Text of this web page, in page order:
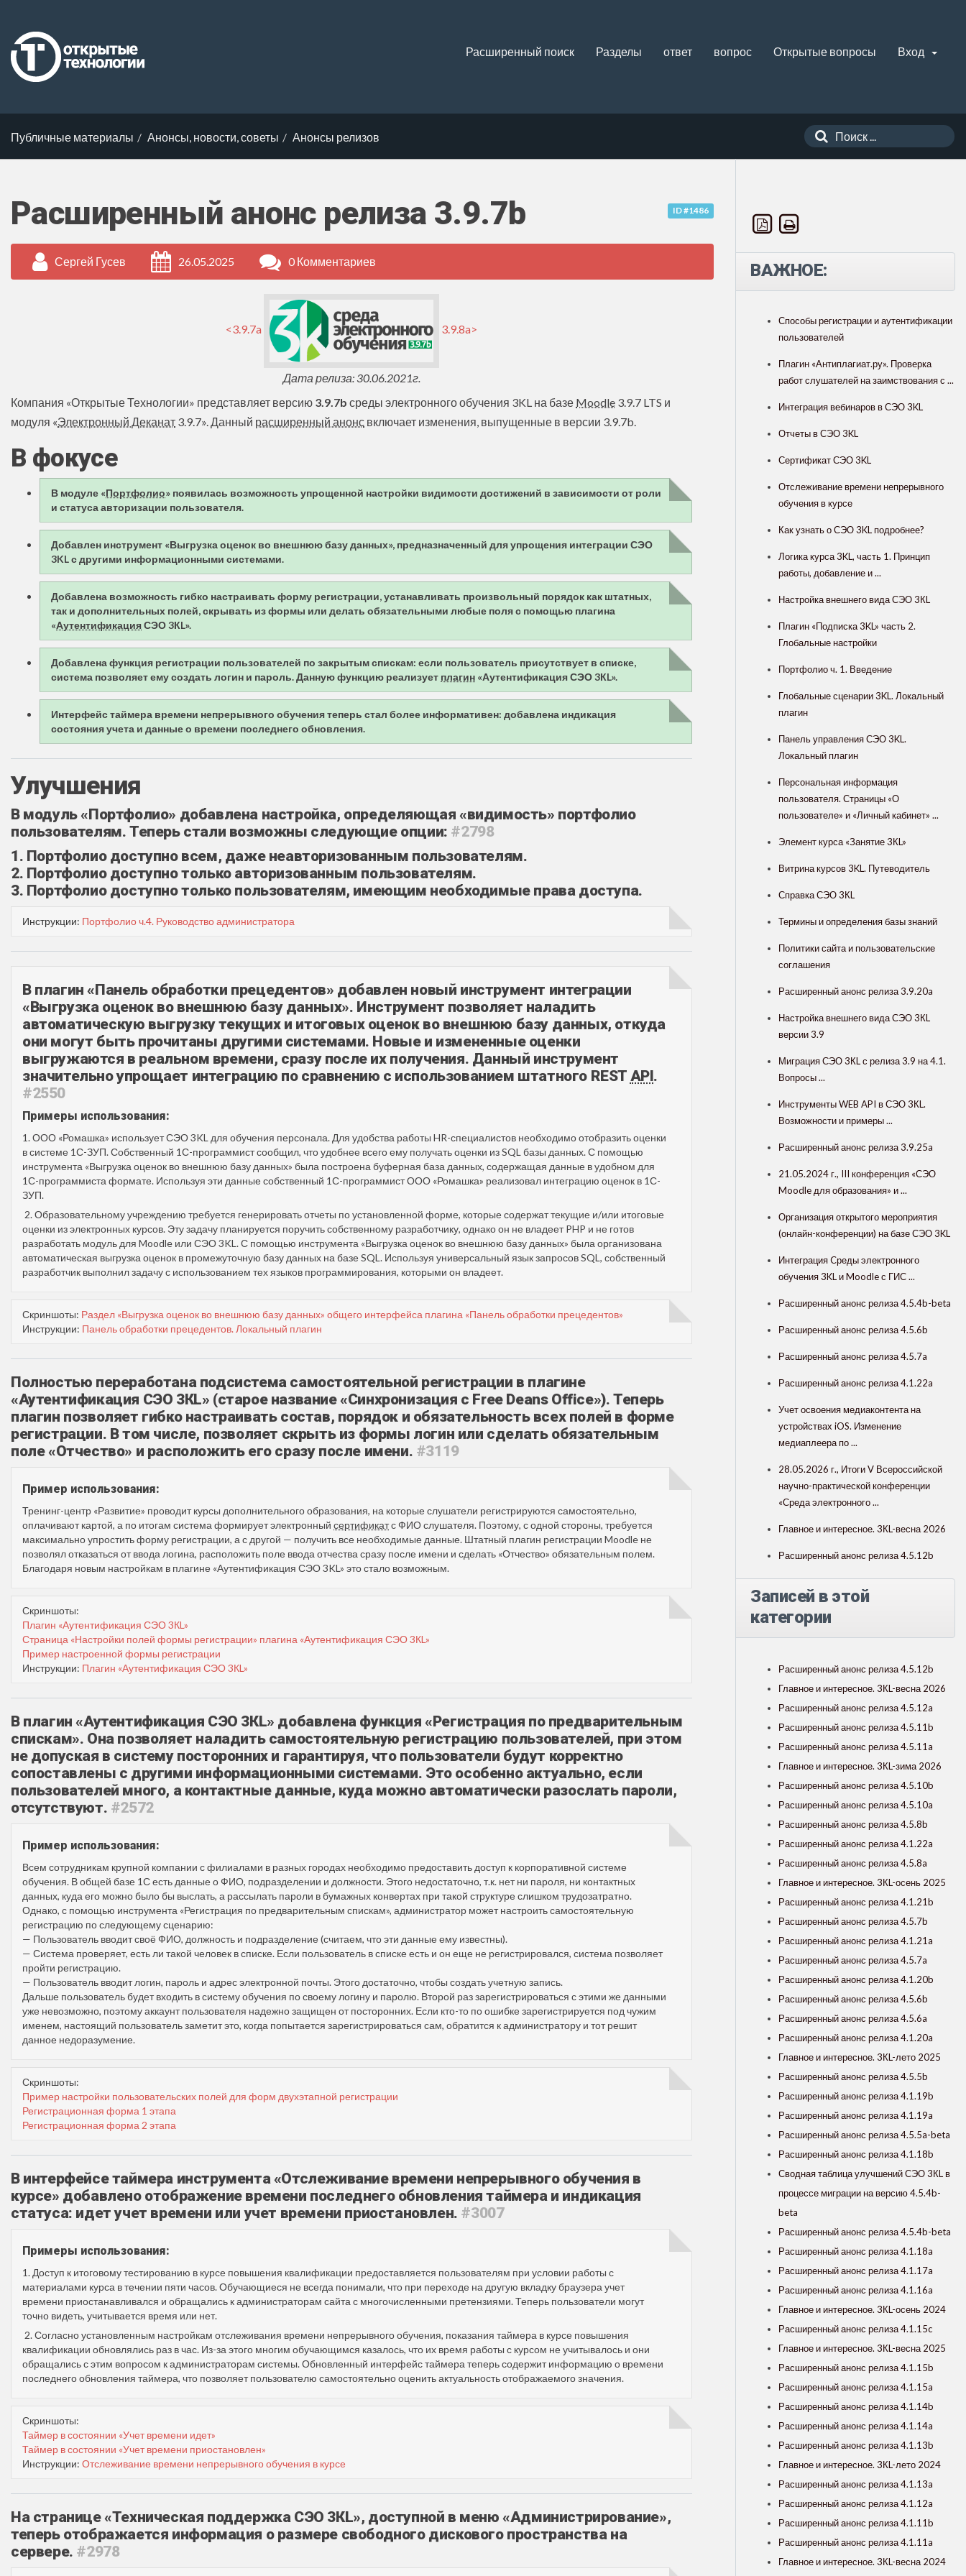
Расширенный поиск Разделы ответ вопрос Открытые вопросы Вход
Публичные материалы Анонсы, новости, советы Анонсы релизов
ID #1486
Расширенный анонс релиза 3.9.7b
Сергей Гусев 26.05.2025 0 Комментариев
<3.9.7a 3.9.8a>
Дата релиза: 30.06.2021г.
Компания «Открытые Технологии» представляет версию 3.9.7b среды электронного обучения 3KL на базе Moodle 3.9.7 LTS и
модуля «Электронный Деканат 3.9.7». Данный расширенный анонс включает изменения, выпущенные в версии 3.9.7b.
В фокусе
В модуле «Портфолио» появилась возможность упрощенной настройки видимости достижений в зависимости от роли
и статуса авторизации пользователя.
Добавлен инструмент «Выгрузка оценок во внешнюю базу данных», предназначенный для упрощения интеграции СЭО
3KL с другими информационными системами.
Добавлена возможность гибко настраивать форму регистрации, устанавливать произвольный порядок как штатных,
так и дополнительных полей, скрывать из формы или делать обязательными любые поля с помощью плагина
«АутентификацияСЭО 3КL».
Добавлена функция регистрации пользователей по закрытым спискам: если пользователь присутствует в списке,
система позволяет ему создать логин и пароль. Данную функцию реализует плагин «Аутентификация СЭО 3КL».
Интерфейс таймера времени непрерывного обучения теперь стал более информативен: добавлена индикация
состояния учета и данные о времени последнего обновления.
Улучшения
В модуль «Портфолио» добавлена настройка, определяющая «видимость» портфолио
пользователям. Теперь стали возможны следующие опции: #2798
1. Портфолио доступно всем, даже неавторизованным пользователям.
2. Портфолио доступно только авторизованным пользователям.
3. Портфолио доступно только пользователям, имеющим необходимые права доступа.
Инструкции: Портфолио ч.4. Руководство администратора
В плагин «Панель обработки прецедентов» добавлен новый инструмент интеграции
«Выгрузка оценок во внешнюю базу данных». Инструмент позволяет наладить
автоматическую выгрузку текущих и итоговых оценок во внешнюю базу данных, откуда
они могут быть прочитаны другими системами. Новые и измененные оценки
выгружаются в реальном времени, сразу после их получения. Данный инструмент
значительно упрощает интеграцию по сравнению с использованием штатного REST API.
#2550
Примеры использования:
1. ООО «Ромашка» использует СЭО 3KL для обучения персонала. Для удобства работы HR-специалистов необходимо отобразить оценки
в системе 1С-ЗУП. Собственный 1С-программист сообщил, что удобнее всего ему получать оценки из SQL базы данных. С помощью
инструмента «Выгрузка оценок во внешнюю базу данных» была построена буферная база данных, содержащая данные в удобном для
1С-программиста формате. Используя эти данные собственный 1С-программист ООО «Ромашка» реализовал интеграцию оценок в 1С-
ЗУП.
2. Образовательному учреждению требуется генерировать отчеты по установленной форме, которые содержат текущие и/или итоговые
оценки из электронных курсов. Эту задачу планируется поручить собственному разработчику, однако он не владеет PHP и не готов
разработать модуль для Moodle или СЭО 3KL. С помощью инструмента «Выгрузка оценок во внешнюю базу данных» была организована
автоматическая выгрузка оценок в промежуточную базу данных на базе SQL. Используя универсальный язык запросов SQL, собственный
разработчик выполнил задачу с использованием тех языков программирования, которыми он владеет.
Скриншоты: Раздел «Выгрузка оценок во внешнюю базу данных» общего интерфейса плагина «Панель обработки прецедентов»
Инструкции: Панель обработки прецедентов. Локальный плагин
Полностью переработана подсистема самостоятельной регистрации в плагине
«Аутентификация СЭО 3КL» (старое название «Синхронизация с Free Deans Office»). Теперь
плагин позволяет гибко настраивать состав, порядок и обязательность всех полей в форме
регистрации. В том числе, позволяет скрыть из формы логин или сделать обязательным
поле «Отчество» и расположить его сразу после имени. #3119
Пример использования:
Тренинг-центр «Развитие» проводит курсы дополнительного образования, на которые слушатели регистрируются самостоятельно,
оплачивают картой, а по итогам система формирует электронный сертификатс ФИО слушателя. Поэтому, с одной стороны, требуется
максимально упростить форму регистрации, а с другой — получить все необходимые данные. Штатный плагин регистрации Moodle не
позволял отказаться от ввода логина, расположить поле ввода отчества сразу после имени и сделать «Отчество» обязательным полем.
Благодаря новым настройкам в плагине «Аутентификация СЭО 3KL» это стало возможным.
Скриншоты:
Плагин «Аутентификация СЭО 3КL»
Страница «Настройки полей формы регистрации» плагина «Аутентификация СЭО 3КL»
Пример настроенной формы регистрации
Инструкции: Плагин «Аутентификация СЭО 3КL»
В плагин «Аутентификация СЭО 3КL» добавлена функция «Регистрация по предварительным
спискам». Она позволяет наладить самостоятельную регистрацию пользователей, при этом
не допуская в систему посторонних и гарантируя, что пользователи будут корректно
сопоставлены с другими информационными системами. Это особенно актуально, если
пользователей много, а контактные данные, куда можно автоматически разослать пароли,
отсутствуют. #2572
Пример использования:
Всем сотрудникам крупной компании с филиалами в разных городах необходимо предоставить доступ к корпоративной системе
обучения. В общей базе 1С есть данные о ФИО, подразделении и должности. Этого недостаточно, т.к. нет ни пароля, ни контактных
данных, куда его можно было бы выслать, а рассылать пароли в бумажных конвертах при такой структуре слишком трудозатратно.
Однако, с помощью инструмента «Регистрация по предварительным спискам», администратор может настроить самостоятельную
регистрацию по следующему сценарию:
— Пользователь вводит своё ФИО, должность и подразделение (считаем, что эти данные ему известны).
— Система проверяет, есть ли такой человек в списке. Если пользователь в списке есть и он еще не регистрировался, система позволяет
пройти регистрацию.
— Пользователь вводит логин, пароль и адрес электронной почты. Этого достаточно, чтобы создать учетную запись.
Дальше пользователь будет входить в систему обучения по своему логину и паролю. Второй раз зарегистрироваться с этими же данными
уже невозможно, поэтому аккаунт пользователя надежно защищен от посторонних. Если кто-то по ошибке зарегистрируется под чужим
именем, настоящий пользователь заметит это, когда попытается зарегистрироваться сам, обратится к администратору и тот решит
данное недоразумение.
Скриншоты:
Пример настройки пользовательских полей для форм двухэтапной регистрации
Регистрационная форма 1 этапа
Регистрационная форма 2 этапа
В интерфейсе таймера инструмента «Отслеживание времени непрерывного обучения в
курсе» добавлено отображение времени последнего обновления таймера и индикация
статуса: идет учет времени или учет времени приостановлен. #3007
Примеры использования:
1. Доступ к итоговому тестированию в курсе повышения квалификации предоставляется пользователям при условии работы с
материалами курса в течении пяти часов. Обучающиеся не всегда понимали, что при переходе на другую вкладку браузера учет
времени приостанавливался и обращались к администраторам сайта с многочисленными претензиями. Теперь пользователи могут
точно видеть, учитывается время или нет.
2. Согласно установленным настройкам отслеживания времени непрерывного обучения, показания таймера в курсе повышения
квалификации обновлялись раз в час. Из-за этого многим обучающимся казалось, что их время работы с курсом не учитывалось и они
обращались с этим вопросом к администраторам системы. Обновленный интерфейс таймера теперь содержит информацию о времени
последнего обновления таймера, что позволяет пользователю самостоятельно оценить актуальность отображаемого значения.
Скриншоты:
Таймер в состоянии «Учет времени идет»
Таймер в состоянии «Учет времени приостановлен»
Инструкции: Отслеживание времени непрерывного обучения в курсе
На странице «Техническая поддержка СЭО 3КL», доступной в меню«Администрирование»,
теперь отображается информация о размере свободного дискового пространства на
сервере. #2978
ВАЖНОЕ:
Способы регистрации и аутентификации
пользователей
Плагин «Антиплагиат.ру». Проверка
работ слушателей на заимствования с ...
Интеграция вебинаров в СЭО 3KL
Отчеты в СЭО 3KL
Сертификат СЭО 3KL
Отслеживание времени непрерывного
обучения в курсе
Как узнать о СЭО 3KL подробнее?
Логика курса 3KL, часть 1. Принцип
работы, добавление и ...
Настройка внешнего вида СЭО 3КL
Плагин «Подписка 3KL» часть 2.
Глобальные настройки
Портфолио ч. 1. Введение
Глобальные сценарии 3KL. Локальный
плагин
Панель управления СЭО 3KL.
Локальный плагин
Персональная информация
пользователя. Страницы «О
пользователе» и «Личный кабинет» ...
Элемент курса «Занятие 3КL»
Витрина курсов 3KL. Путеводитель
Справка СЭО 3КL
Термины и определения базы знаний
Политики сайта и пользовательские
соглашения
Расширенный анонс релиза 3.9.20a
Настройка внешнего вида СЭО 3КL
версии 3.9
Миграция СЭО 3КL с релиза 3.9 на 4.1.
Вопросы ...
Инструменты WEB API в СЭО 3КL.
Возможности и примеры ...
Расширенный анонс релиза 3.9.25a
21.05.2024 г., III конференция «СЭО
Moodle для образования» и ...
Организация открытого мероприятия
(онлайн-конференции) на базе СЭО 3KL
Интеграция Cреды электронного
обучения 3KL и Moodle с ГИС ...
Расширенный анонс релиза 4.5.4b-beta
Расширенный анонс релиза 4.5.6b
Расширенный анонс релиза 4.5.7a
Расширенный анонс релиза 4.1.22a
Учет освоения медиаконтента на
устройствах iOS. Изменение
медиаплеера по ...
28.05.2026 г., Итоги V Всероссийской
научно-практической конференции
«Среда электронного ...
Главное и интересное. 3КL-весна 2026
Расширенный анонс релиза 4.5.12b
Записей в этой
категории
Расширенный анонс релиза 4.5.12b
Главное и интересное. 3КL-весна 2026
Расширенный анонс релиза 4.5.12a
Расширенный анонс релиза 4.5.11b
Расширенный анонс релиза 4.5.11a
Главное и интересное. 3КL-зима 2026
Расширенный анонс релиза 4.5.10b
Расширенный анонс релиза 4.5.10a
Расширенный анонс релиза 4.5.8b
Расширенный анонс релиза 4.1.22a
Расширенный анонс релиза 4.5.8a
Главное и интересное. 3КL-осень 2025
Расширенный анонс релиза 4.1.21b
Расширенный анонс релиза 4.5.7b
Расширенный анонс релиза 4.1.21a
Расширенный анонс релиза 4.5.7a
Расширенный анонс релиза 4.1.20b
Расширенный анонс релиза 4.5.6b
Расширенный анонс релиза 4.5.6a
Расширенный анонс релиза 4.1.20a
Главное и интересное. 3КL-лето 2025
Расширенный анонс релиза 4.5.5b
Расширенный анонс релиза 4.1.19b
Расширенный анонс релиза 4.1.19a
Расширенный анонс релиза 4.5.5a-beta
Расширенный анонс релиза 4.1.18b
Сводная таблица улучшений СЭО 3КL в
процессе миграции на версию 4.5.4b-
beta
Расширенный анонс релиза 4.5.4b-beta
Расширенный анонс релиза 4.1.18a
Расширенный анонс релиза 4.1.17a
Расширенный анонс релиза 4.1.16a
Главное и интересное. 3КL-осень 2024
Расширенный анонс релиза 4.1.15c
Главное и интересное. 3КL-весна 2025
Расширенный анонс релиза 4.1.15b
Расширенный анонс релиза 4.1.15a
Расширенный анонс релиза 4.1.14b
Расширенный анонс релиза 4.1.14a
Расширенный анонс релиза 4.1.13b
Главное и интересное. 3КL-лето 2024
Расширенный анонс релиза 4.1.13a
Расширенный анонс релиза 4.1.12a
Расширенный анонс релиза 4.1.11b
Расширенный анонс релиза 4.1.11a
Главное и интересное. 3КL-весна 2024